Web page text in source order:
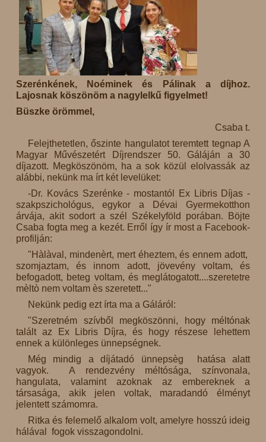
Szerénkének, Noéminek és Pálinak a díjhoz.
Lajosnak köszönöm a nagylelkű figyelmet!
Büszke örömmel,
Csaba t.
Felejthetetlen, őszinte hangulatot teremtett tegnap A
Magyar Művészetért Díjrendszer 50. Gáláján a 30
díjazott. Megköszönöm, ha a sok közül elolvassák az
alábbi, nekünk ma írt két levelüket:
-Dr. Kovács Szerénke - mostantól Ex Libris Díjas -
szakpszichológus, egykor a Dévai Gyermekotthon
árvája, akit sodort a szél Székelyföld porában. Böjte
Csaba fogta meg a kezét. Erről így ír most a Facebook-
profilján:
"Hàlàval, mindenèrt, mert éheztem, és ennem adott,
szomjaztam, és innom adott, jövevény voltam, és
befogadott, beteg voltam, és meglátogatott....szeretetre
mèltò nem voltam ès szeretett..."
Nekünk pedig ezt írta ma a Gáláról:
"Szeretném szívből megköszönni, hogy méltónak
talált az Ex Libris Díjra, és hogy részese lehettem
ennek a különleges ünnepségnek.
Még mindig a díjátadó ünnepsèg hatása alatt
vagyok. A rendezvény méltósága, színvonala,
hangulata, valamint azoknak az embereknek a
társasága, akik jelen voltak, maradandó élményt
jelentett számomra.
Ritka és felemelő alkalom volt, amelyre hosszú ideig
hálával fogok visszagondolni.